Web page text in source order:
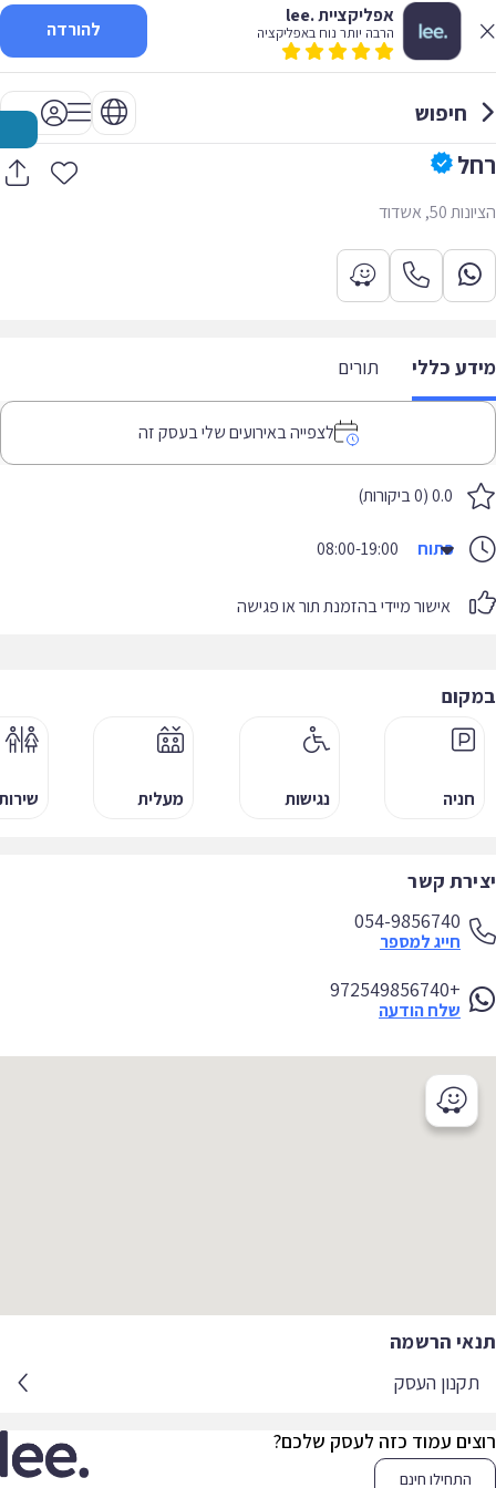
אפליקציית .lee
הרבה יותר נוח באפליקציה להורדה
חיפוש
רחל
הציונות 50, אשדוד
מידע כללי תורים
לצפייה באירועים שלי בעסק זה
0.0 (0 ביקורות)
פתוח 08:00-19:00
אישור מיידי בהזמנת תור או פגישה
במקום
חניה נגישות מעלית
יצירת קשר
054-9856740
חייג למספר
+972549856740
שלח הודעה
תנאי הרשמה
תקנון העסק
רוצים עמוד כזה לעסק שלכם?
התחילו חינם